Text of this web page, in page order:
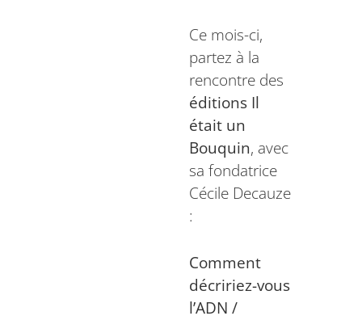
Ce mois-ci,
partez à la
rencontre des
éditions Il
était un
Bouquin, avec
sa fondatrice
Cécile Decauze
:
Comment
décririez-vous
l’ADN /